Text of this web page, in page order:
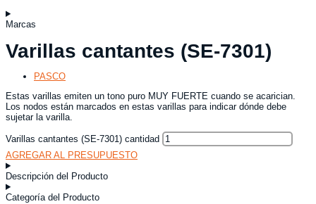
Marcas
Varillas cantantes (SE-7301)
PASCO
Estas varillas emiten un tono puro MUY FUERTE cuando se acarician.
Los nodos están marcados en estas varillas para indicar dónde debe
sujetar la varilla.
Varillas cantantes (SE-7301) cantidad
AGREGAR AL PRESUPUESTO
Descripción del Producto
Categoría del Producto